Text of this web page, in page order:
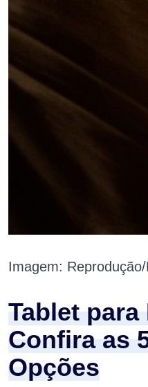
Imagem:
Tablet
Confira as
Opções